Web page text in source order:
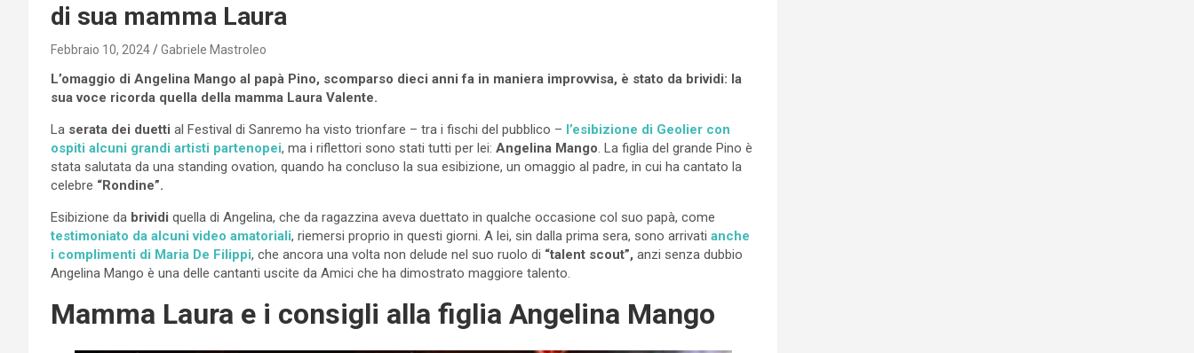
di sua mamma Laura
Febbraio 10, 2024 Gabriele Mastroleo
L’omaggio di Angelina Mango al papà Pino, scomparso dieci anni fa in maniera improvvisa, è stato da brividi: la
sua voce ricorda quella della mamma Laura Valente.
La serata dei duetti al Festival di Sanremo ha visto trionfare – tra i fischi del pubblico – l’esibizione di Geolier con
ospiti alcuni grandi artisti partenopei, ma i riflettori sono stati tutti per lei: Angelina Mango . La figlia del grande Pino è
stata salutata da una standing ovation, quando ha concluso la sua esibizione, un omaggio al padre, in cui ha cantato la
celebre “Rondine”.
Esibizione da brividi quella di Angelina, che da ragazzina aveva duettato in qualche occasione col suo papà, come
testimoniato da alcuni video amatoriali, riemersi proprio in questi giorni. A lei, sin dalla prima sera, sono arrivati anche
i complimenti di Maria De Filippi, che ancora una volta non delude nel suo ruolo di “talent scout”, anzi senza dubbio
Angelina Mango è una delle cantanti uscite da Amici che ha dimostrato maggiore talento.
Mamma Laura e i consigli alla figlia Angelina Mango